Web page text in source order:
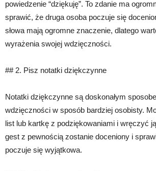
powiedzenie “dziękuję”. To zdanie ma
sprawić, że druga osoba poczuje się
słowa mają ogromne znaczenie, dlatego
wyrażenia swojej wdzięczności.
## 2. Pisz notatki dziękczynne
Notatki dziękczynne są doskonałym
wdzięczności w sposób bardziej osobisty.
list lub kartkę z podziękowaniami i wręczyć
gest z pewnością zostanie doceniony i
poczuje się wyjątkowa.